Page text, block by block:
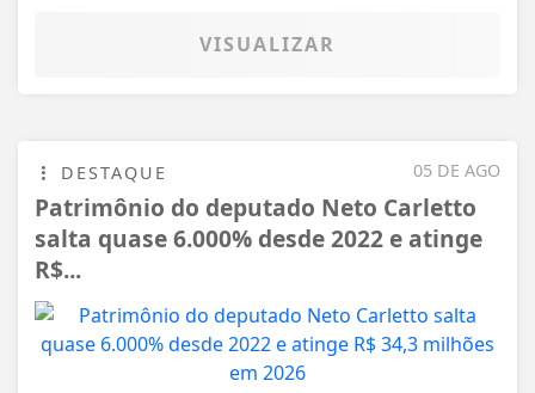
VISUALIZAR
05 DE AGO
DESTAQUE
Patrimônio do deputado Neto Carletto
salta quase 6.000% desde 2022 e atinge
R$...